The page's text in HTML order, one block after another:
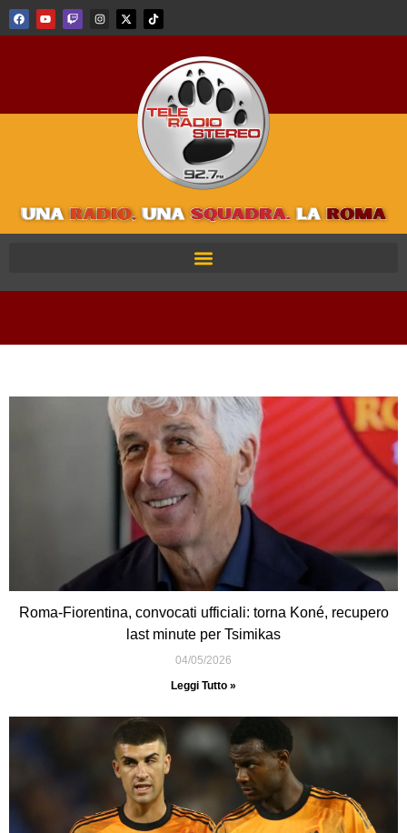
Roma-Fiorentina, convocati ufficiali: torna Koné, recupero
last minute per Tsimikas
04/05/2026
Leggi Tutto »